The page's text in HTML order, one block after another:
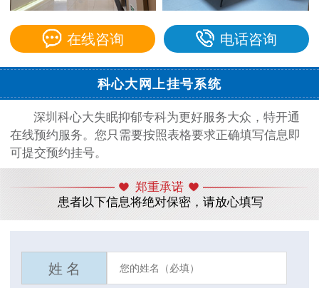
在线咨询 电话咨询
科心大网上挂号系统
深圳科心大失眠抑郁专科为更好服务大众，特开通
在线预约服务。您只需要按照表格要求正确填写信息即
可提交预约挂号。
郑重承诺
患者以下信息将绝对保密，请放心填写
姓 名